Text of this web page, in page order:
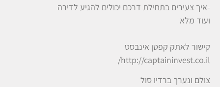
-איך צעירים בתחילת דרכם יכולים להגיע לדירה
ועוד מלא
קישור לאתק קפטן אינבסט
http://captaininvest.co.il/
צולם ונערך ברדיו סול